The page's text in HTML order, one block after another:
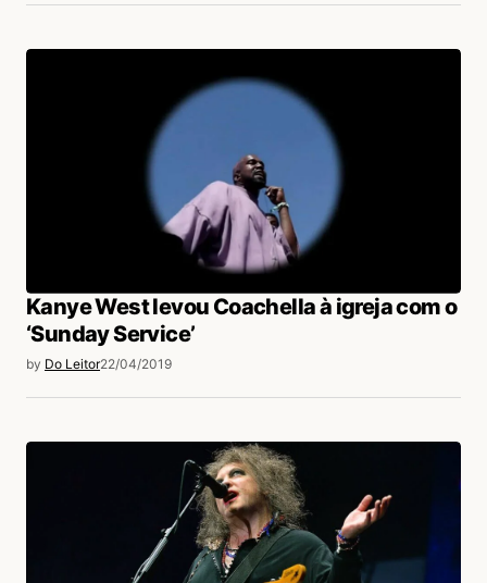
Kanye West levou Coachella à igreja com o
‘Sunday Service’
by Do Leitor22/04/2019